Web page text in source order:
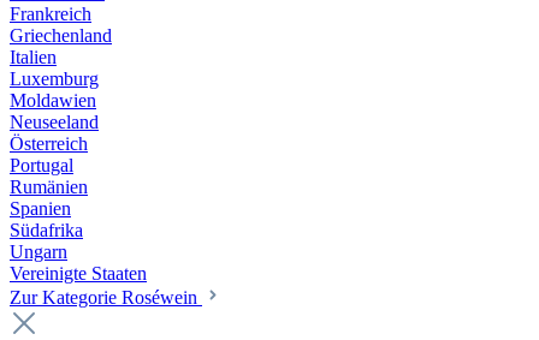
Frankreich
Griechenland
Italien
Luxemburg
Moldawien
Neuseeland
Österreich
Portugal
Rumänien
Spanien
Südafrika
Ungarn
Vereinigte Staaten
Zur Kategorie Roséwein